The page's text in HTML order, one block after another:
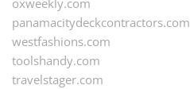
oxweekly.com
panamacitydeckcontractors.com
westfashions.com
toolshandy.com
travelstager.com